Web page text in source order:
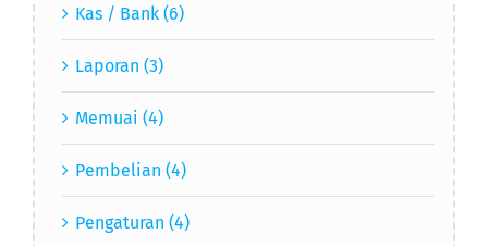
Kas / Bank (6)
Laporan (3)
Memuai (4)
Pembelian (4)
Pengaturan (4)